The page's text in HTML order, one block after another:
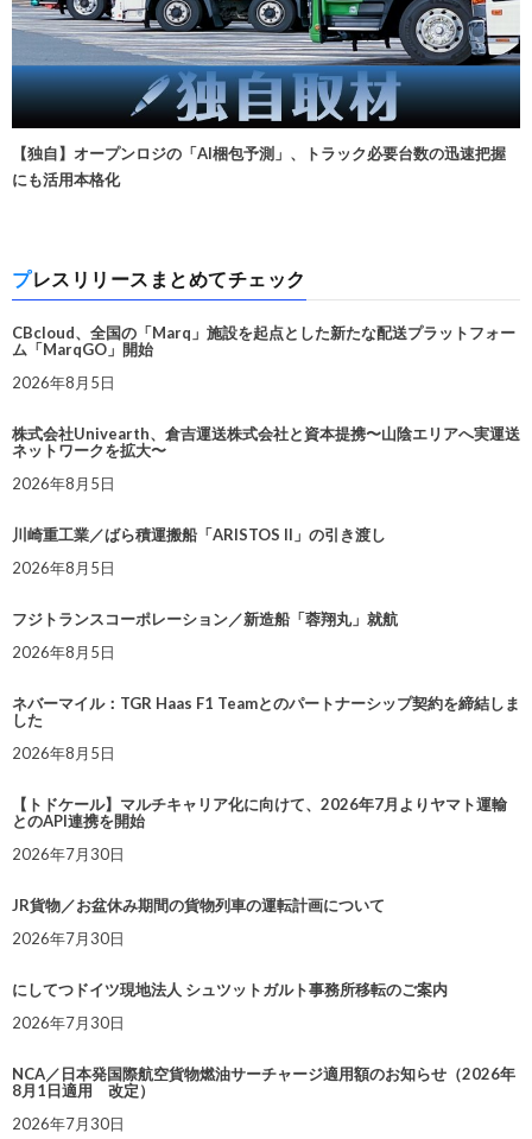
【独自】オープンロジの「AI梱包予測」、トラック必要台数の迅速把握
にも活用本格化
プレスリリースまとめてチェック
CBcloud、全国の「Marq」施設を起点とした新たな配送プラットフォー
ム「MarqGO」開始
2026年8月5日
株式会社Univearth、倉吉運送株式会社と資本提携〜山陰エリアへ実運送
ネットワークを拡大〜
2026年8月5日
川崎重工業／ばら積運搬船「ARISTOS II」の引き渡し
2026年8月5日
フジトランスコーポレーション／新造船「蓉翔丸」就航
2026年8月5日
ネバーマイル：TGR Haas F1 Teamとのパートナーシップ契約を締結しま
した
2026年8月5日
【トドケール】マルチキャリア化に向けて、2026年7月よりヤマト運輸
とのAPI連携を開始
2026年7月30日
JR貨物／お盆休み期間の貨物列車の運転計画について
2026年7月30日
にしてつドイツ現地法人 シュツットガルト事務所移転のご案内
2026年7月30日
NCA／日本発国際航空貨物燃油サーチャージ適用額のお知らせ（2026年
8月1日適用 改定）
2026年7月30日